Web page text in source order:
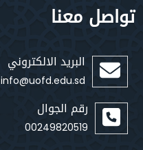
تواصل معنا
البريد الالكتروني
info@uofd.edu.sd
رقم الجوال
00249820519